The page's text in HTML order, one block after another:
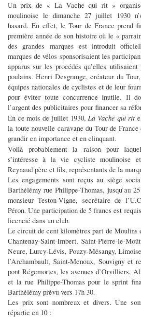
Un prix de « La Vache qui rit »
moulinoise le dimanche 27 juillet 1930
hasard. En effet, le Tour de France prend
première année de son histoire où le «
des grandes marques est introduit
marques de vélos sponsorisaient les
apparus sur les procédés qu’elles
poulains. Henri Desgrange, créateur du
équipes nationales de cyclistes et de leur
pour éviter toute concurrence inutile. Il
l’argent des publicitaires pour financer sa
En ce mois de juillet 1930,La Vache qui rit
la toute nouvelle caravane du Tour de France
grandir en importance et en clinquant.
Voilà probablement la raison pour
s’intéresse à la vie cycliste moulinoise
Reynaud père et fils, représentants de la
Les engagements sont reçus au siège
Barthélémy rue Philippe-Thomas, jusqu’au
monsieur Teston-Vigne, secrétaire de
Péron. Une participation de 5 francs est
licencié dans un club.
Le circuit de cent kilomètres part de Moulins
Chantenay-Saint-Imbert, Saint-Pierre-le-
Neure, Lurcy-Lévis, Pouzy-Mésangy,
l’Archambault, Saint-Menoux, Souvigny et
pont Régemortes, les avenues d’Orvilliers,
et la rue Philippe-Thomas pour le sprint
Barthélémy prévu vers 17h 30.
Les prix sont nombreux et divers. Une
répartie en 10 :